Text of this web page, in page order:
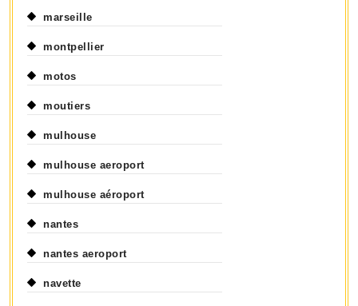
marseille
montpellier
motos
moutiers
mulhouse
mulhouse aeroport
mulhouse aéroport
nantes
nantes aeroport
navette